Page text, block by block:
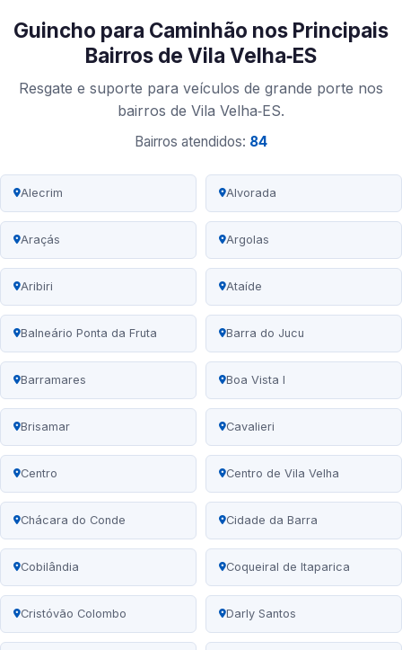
Guincho para Caminhão nos Principais
Bairros de Vila Velha‑ES
Resgate e suporte para veículos de grande porte nos
bairros de Vila Velha‑ES.
Bairros atendidos: 84
Alecrim Alvorada
Araçás Argolas
Aribiri Ataíde
Balneário Ponta da Fruta Barra do Jucu
Barramares Boa Vista I
Brisamar Cavalieri
Centro Centro de Vila Velha
Chácara do Conde Cidade da Barra
Cobilândia Coqueiral de Itaparica
Cristóvão Colombo Darly Santos